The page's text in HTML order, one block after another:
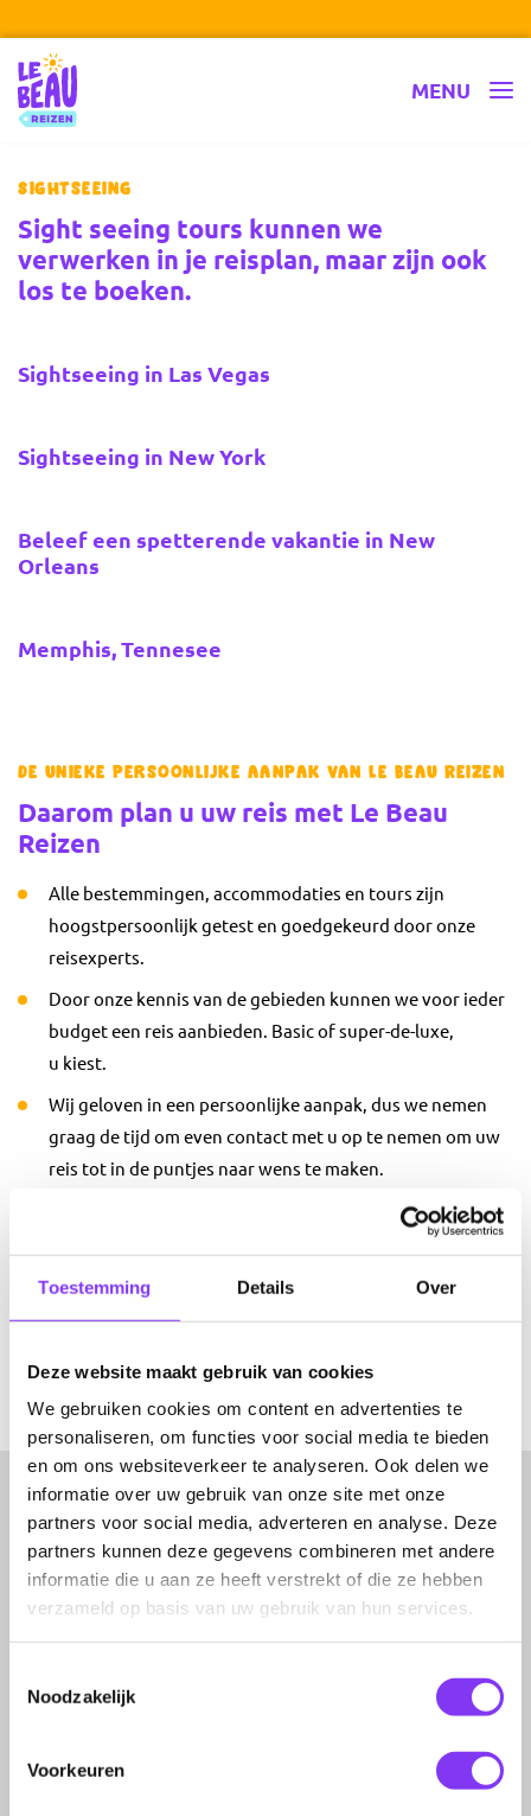
Toestemming Details Over
Deze website maakt gebruik van cookies
We gebruiken cookies om content en advertenties te
personaliseren, om functies voor social media te bieden
en om ons websiteverkeer te analyseren. Ook delen we
informatie over uw gebruik van onze site met onze
partners voor social media, adverteren en analyse. Deze
partners kunnen deze gegevens combineren met andere
informatie die u aan ze heeft verstrekt of die ze hebben
verzameld op basis van uw gebruik van hun services.
Noodzakelijk
Voorkeuren
Le Beau Reizen
MENU
Sightseeing
Sight seeing tours kunnen we
verwerken in je reisplan, maar zijn ook
los te boeken.
Sightseeing in Las Vegas
Sightseeing in New York
Beleef een spetterende vakantie in New
Orleans
Memphis, Tennesee
De unieke persoonlijke aanpak van Le Beau Reizen
Daarom plan u uw reis met Le Beau
Reizen
Alle bestemmingen, accommodaties en tours zijn
hoogstpersoonlijk getest en goedgekeurd door onze
reisexperts.
Door onze kennis van de gebieden kunnen we voor ieder
budget een reis aanbieden. Basic of super-de-luxe,
u kiest.
Wij geloven in een persoonlijke aanpak, dus we nemen
graag de tijd om even contact met u op te nemen om uw
reis tot in de puntjes naar wens te maken.
We brengen altijd eerst een offerte uit die u rustig kunt
En natuurlijk zijn we een erkende organisatie en lid van
de SGR.
Lees meer over ons
Wij zijn telefonisch bereikbaar van